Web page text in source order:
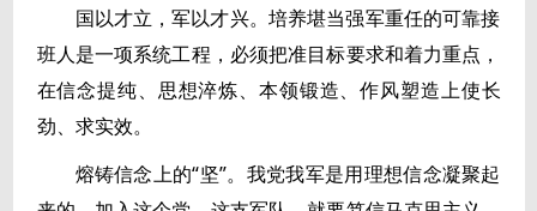
国以才立，军以才兴。培养堪当强军重任的可靠接
班人是一项系统工程，必须把准目标要求和着力重点，
在信念提纯、思想淬炼、本领锻造、作风塑造上使长
劲、求实效。
熔铸信念上的“坚”。我党我军是用理想信念凝聚起